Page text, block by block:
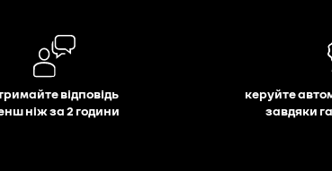
відповідь
ніж за 2 години
керуйте
завдяки